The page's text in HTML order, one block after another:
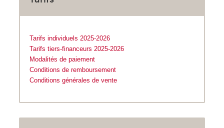
Tarifs individuels 2025-2026
Tarifs tiers-financeurs 2025-2026
Modalités de paiement
Conditions de remboursement
Conditions générales de vente